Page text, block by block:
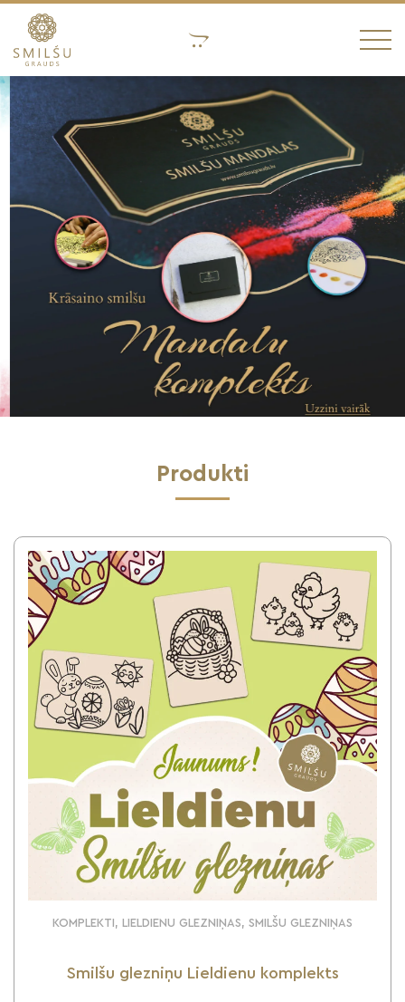
Produkti
KOMPLEKTI, LIELDIENU GLEZNIŅAS, SMILŠU GLEZNIŅAS
Smilšu glezniņu Lieldienu komplekts